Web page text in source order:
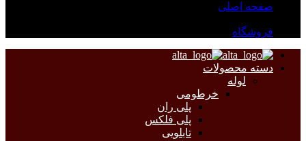
صفحه اصلی
فروشگاه
دسته محصولات
لوله
خرطومی
پلی ران
پلی فلکس
تابلویی